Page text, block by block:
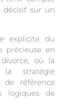
décisif sur un
explicite du
précieuse en
où la
stratégie
référence
logiques de